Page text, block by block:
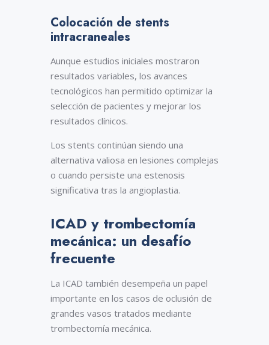
Colocación de stents
intracraneales
Aunque estudios iniciales mostraron
resultados variables, los avances
tecnológicos han permitido optimizar la
selección de pacientes y mejorar los
resultados clínicos.
Los stents continúan siendo una
alternativa valiosa en lesiones complejas
o cuando persiste una estenosis
significativa tras la angioplastia.
ICAD y trombectomía
mecánica: un desafío
frecuente
La ICAD también desempeña un papel
importante en los casos de oclusión de
grandes vasos tratados mediante
trombectomía mecánica.